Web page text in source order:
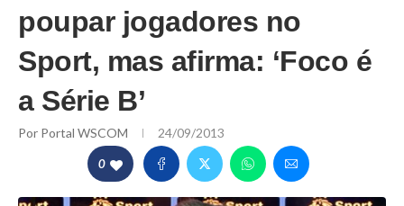
poupar jogadores no
Sport, mas afirma: ‘Foco é
a Série B’
Por Portal WSCOM 24/09/2013
0